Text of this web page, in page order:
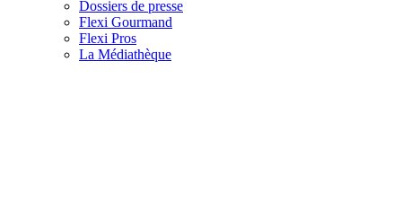
Dossiers de presse
Flexi Gourmand
Flexi Pros
La Médiathèque